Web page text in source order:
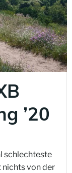
’20
schlechteste
nichts von der